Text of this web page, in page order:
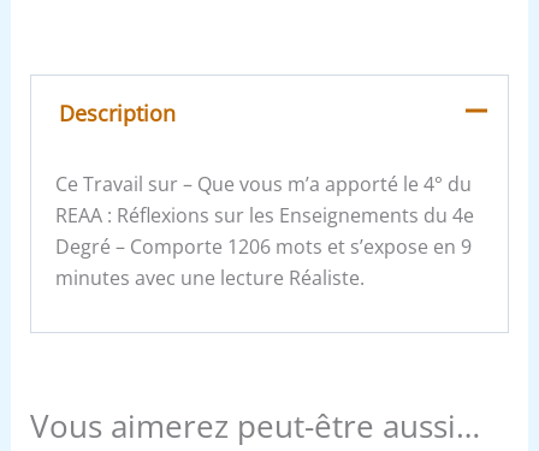
Description
Ce Travail sur – Que vous m’a apporté le 4° du
REAA : Réflexions sur les Enseignements du 4e
Degré – Comporte 1206 mots et s’expose en 9
minutes avec une lecture Réaliste.
Vous aimerez peut-être aussi…